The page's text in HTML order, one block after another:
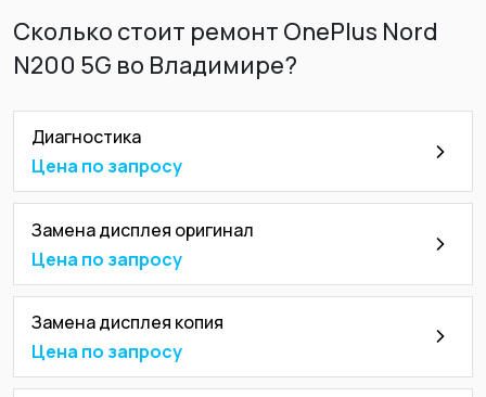
Сколько стоит ремонт OnePlus Nord
N200 5G во Владимире?
Диагностика
Цена по запросу
Замена дисплея оригинал
Цена по запросу
Замена дисплея копия
Цена по запросу